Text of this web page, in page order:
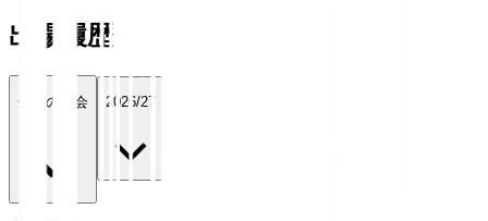
出場履歴
全ての大会 2026/27